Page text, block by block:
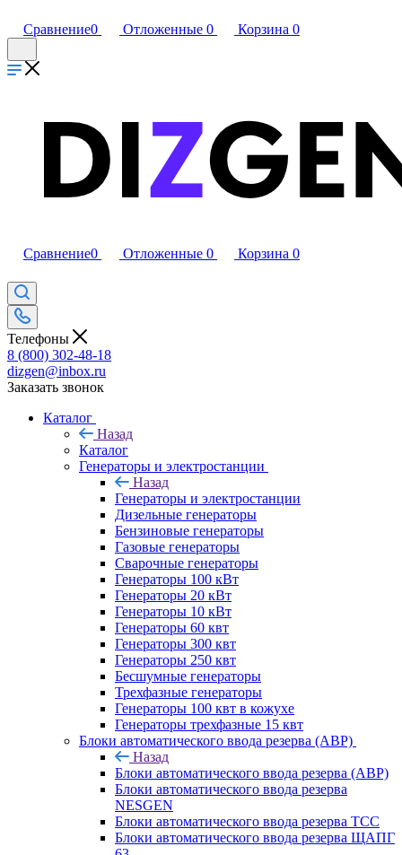
Сравнение0 Отложенные 0 Корзина 0
Сравнение0 Отложенные 0 Корзина 0
Телефоны
8 (800) 302-48-18
dizgen@inbox.ru
Заказать звонок
Каталог
Назад
Каталог
Генераторы и электростанции
Назад
Генераторы и электростанции
Дизельные генераторы
Бензиновые генераторы
Газовые генераторы
Сварочные генераторы
Генераторы 100 кВт
Генераторы 20 кВт
Генераторы 10 кВт
Генераторы 60 квт
Генераторы 300 квт
Генераторы 250 квт
Бесшумные генераторы
Трехфазные генераторы
Генераторы 100 квт в кожухе
Генераторы трехфазные 15 квт
Блоки автоматического ввода резерва (АВР)
Назад
Блоки автоматического ввода резерва (АВР)
Блоки автоматического ввода резерва
NESGEN
Блоки автоматического ввода резерва ТСС
Блоки автоматического ввода резерва ЩАПГ